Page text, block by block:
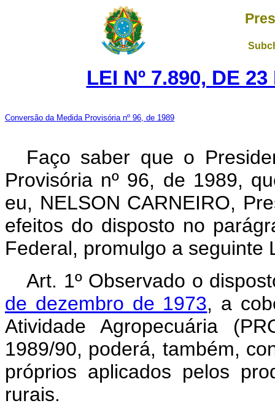
LEI Nº 7.890, DE
Conversão da Medida Provisória nº 96, de 1989
Faço saber que o
Provisória nº 96, de 1989,
eu, NELSON CARNEIRO,
efeitos do disposto no
Federal, promulgo a seguinte
Art. 1º Observado o
de dezembro de 1973, a
Atividade Agropecuária
1989/90, poderá, também,
próprios aplicados pelos
rurais.